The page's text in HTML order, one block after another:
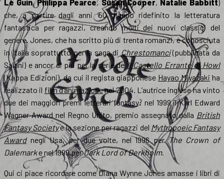
Le Guin,Philippa Pearce, Susan Cooper, Natalie Babbitt)
che, a partire dagli anni ’50, hanno ridefinito la letteratura
fantastica per ragazzi, creando molti dei nuovi classici del
genere. Jones, che ha scritto più di trenta romanzi, è conosciuta
in Italia soprattutto per la saga di Chrestomanci (pubblicata da
Salani) e ancor di più per la serie de Il Castello Errante di Howl
(Kappa Edizioni), da cui il regista giapponese Hayao Miyazaki ha
realizzato il film d’animazionenel 2004. L’autrice inglese ha vinto
due dei maggiori premi letterari fantasy: nel 1999 il Karl Edward
Wagner Award nel Regno Unito, premio assegnato dalla British
Fantasy Societye la sezione per ragazzi del Mythopoeic Fantasy
Awardnegli Usa, per due volte, nel 1996 perThe Crown of
Dalemarke nel 1999 perDark Lord of Derkholm.
Qui ci piace ricordare come Diana Wynne Jones amasse i libri di